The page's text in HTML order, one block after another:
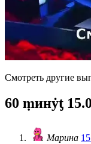
Смотреть другие
60 ṃинẏƫ
Марина